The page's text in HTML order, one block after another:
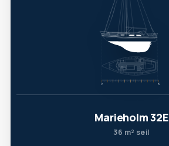
Marieholm 32E
36 m² seil